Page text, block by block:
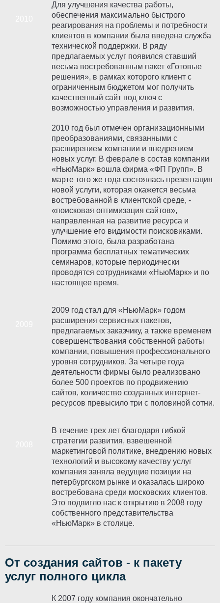
Для улучшения качества работы,
обеспечения максимально быстрого
реагирования на проблемы и потребности
клиентов в компании была введена служба
технической поддержки. В ряду
предлагаемых услуг появился ставший
весьма востребованным пакет «Готовые
решения», в рамках которого клиент с
ограниченным бюджетом мог получить
качественный сайт под ключ с
возможностью управления и развития.
2010 год был отмечен организационными
преобразованиями, связанными с
расширением компании и внедрением
новых услуг. В феврале в состав компании
«НьюМарк» вошла фирма «ФП Групп». В
марте того же года состоялась презентация
новой услуги, которая окажется весьма
востребованной в клиентской среде, -
«поисковая оптимизация сайтов»,
направленная на развитие ресурса и
улучшение его видимости поисковиками.
Помимо этого, была разработана
программа бесплатных тематических
семинаров, которые периодически
проводятся сотрудниками «НьюМарк» и по
настоящее время.
2009 год стал для «НьюМарк» годом
расширения сервисных пакетов,
предлагаемых заказчику, а также временем
совершенствования собственной работы
компании, повышения профессионального
уровня сотрудников. За четыре года
деятельности фирмы было реализовано
более 500 проектов по продвижению
сайтов, количество созданных интернет-
ресурсов превысило три с половиной сотни.
В течение трех лет благодаря гибкой
стратегии развития, взвешенной
маркетинговой политике, внедрению новых
технологий и высокому качеству услуг
компания заняла ведущие позиции на
петербургском рынке и оказалась широко
востребована среди московских клиентов.
Это подвигло нас к открытию в 2008 году
собственного представительства
«НьюМарк» в столице.
От создания сайтов - к пакету
услуг полного цикла
К 2007 году компания окончательно